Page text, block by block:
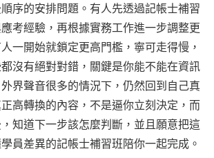
序的安排問題。有人先透過記帳士補習
考經驗，再根據實務工作進一步調整更
一開始就鎖定更高門檻，寧可走得慢，
沒有絕對對錯，關鍵是你能不能在資訊
界聲音很多的情況下，仍然回到自己真
高轉換的內容，不是逼你立刻決定，而
知道下一步該怎麼判斷，並且願意把這
員差異的記帳士補習班陪你一起完成。